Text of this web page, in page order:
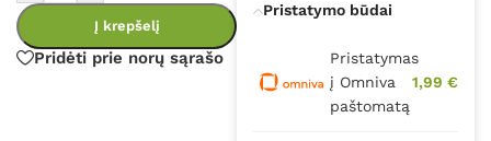
Į krepšelį
Pridėti prie norų sąrašo
Pristatymo būdai
Pristatymas
į Omniva
paštomatą
1,99 €